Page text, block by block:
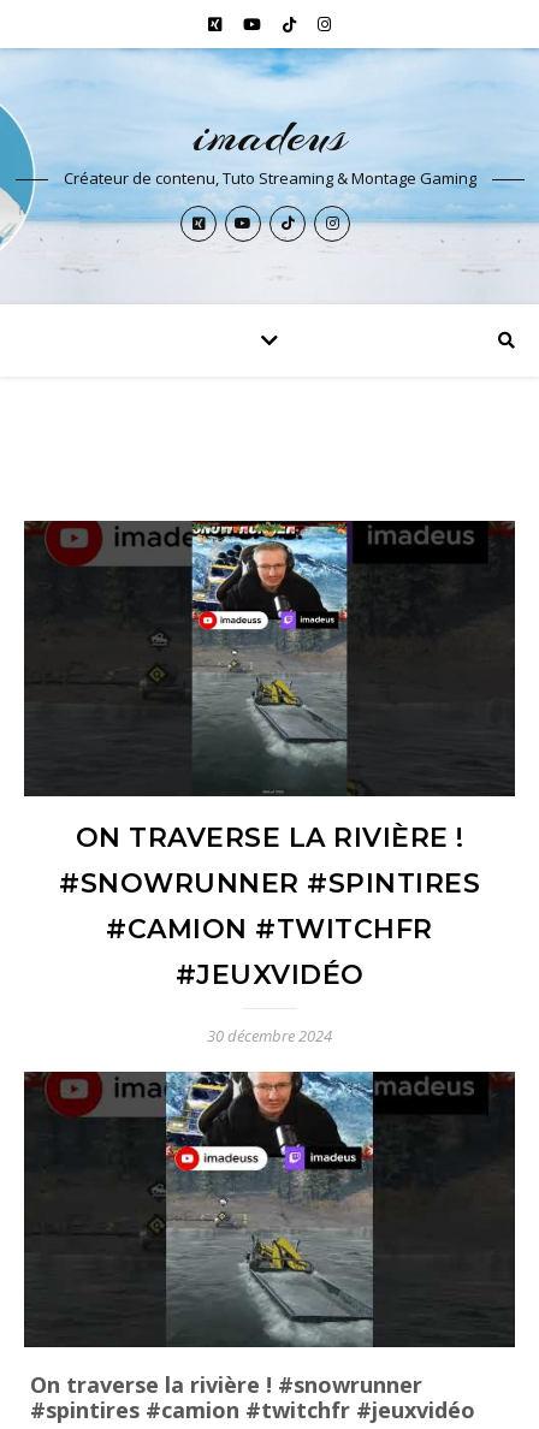
imadeus
Créateur de contenu, Tuto Streaming & Montage Gaming
ON TRAVERSE LA RIVIÈRE !
#SNOWRUNNER #SPINTIRES
#CAMION #TWITCHFR
#JEUXVIDÉO
30 décembre 2024
On traverse la rivière ! #snowrunner
#spintires #camion #twitchfr #jeuxvidéo